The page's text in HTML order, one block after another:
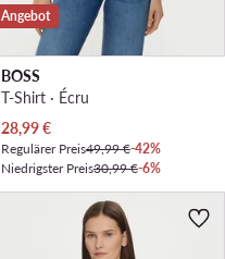
Angebot
BOSS
T-Shirt · Écru
Aktueller Preis
28,99€
Regulärer Preis49,99 €-42%
Niedrigster Preis30,99 €-6%